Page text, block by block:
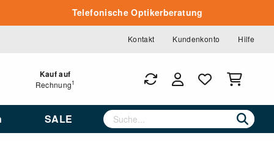
Telefonische Optikerberatung
Kontakt Kundenkonto Hilfe
Kauf auf
Rechnung1
SALE